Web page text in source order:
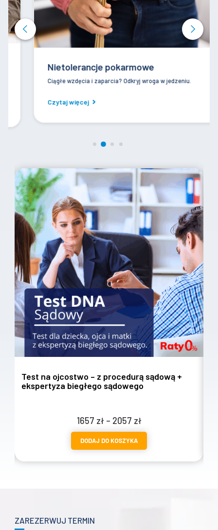
Nietolerancje pokarmowe
Ciągłe wzdęcia i zaparcia? Odkryj wroga w jedzeniu.
Czytaj więcej
Test na ojcostwo – z procedurą sądową +
ekspertyza biegłego sądowego
1657 zł – 2057 złZakres
cen:
DODAJ DO KOSZYKA
ZAREZERWUJ TERMIN